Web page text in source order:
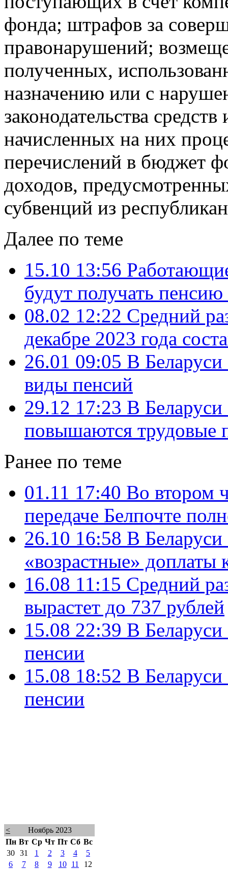
фонда; штрафов за
правонарушений;
полученных,
назначению или с
законодательства
начисленных на них
перечислений в бюджет
доходов,
субвенций из
Далее по теме
15.10 13:56
будут получать
08.02 12:22 Средний
декабре 2023 года
26.01 09:05 В
виды пенсий
29.12 17:23 В Беларуси
повышаются трудовые
Ранее по теме
01.11 17:40 Во втором
передаче Белпочте
26.10 16:58 В Беларуси
«возрастные» доплаты
16.08 11:15 Средний
вырастет до 737 рублей
15.08 22:39 В
пенсии
15.08 18:52 В
пенсии
<
Ноябрь 2023
Пн Вт Ср Чт Пт Сб Вс
30 31 1 2 3 4
5
6
7 8 9 10 11 12